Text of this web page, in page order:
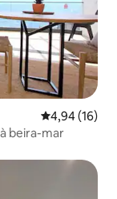
Évaluation
4,94 (16)
beira-mar